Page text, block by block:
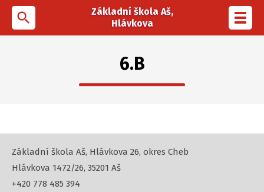
search
Základní škola Aš,
Hlávkova
6.B
Základní škola Aš, Hlávkova 26, okres Cheb
Hlávkova 1472/26, 35201 Aš
+420 778 485 394